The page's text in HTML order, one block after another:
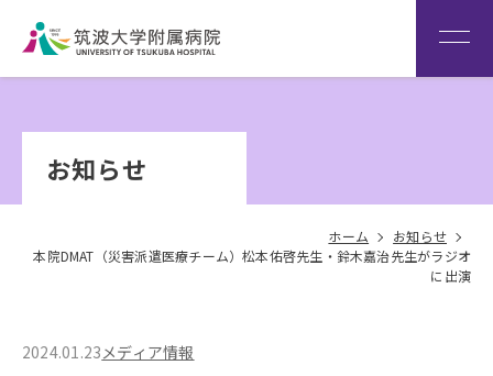
患者さん専用回線
（※本院は全科予約制です）
Language
お知らせ
ホーム
お知らせ
本院DMAT（災害派遣医療チーム）松本佑啓先生・鈴木嘉治先生がラジオ
に出演
2024.01.23メディア情報